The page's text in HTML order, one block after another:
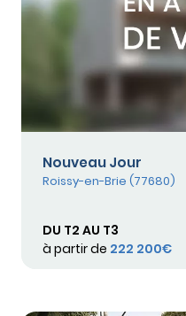
Nouveau Jour
Roissy-en-Brie (77680)
DU T2 AU T3
à partir de 222 200€